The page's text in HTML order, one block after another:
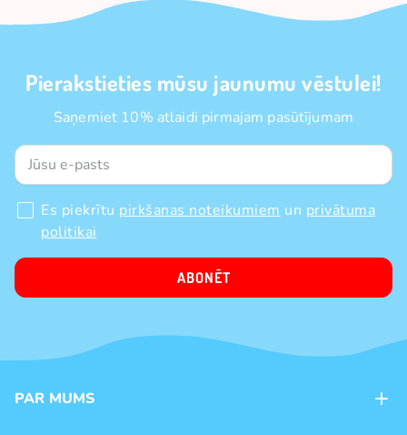
Pierakstieties mūsu jaunumu vēstulei!
Saņemiet 10% atlaidi pirmajam pasūtījumam
Es piekrītu pirkšanas noteikumiem un privātuma
politikai
ABONĒT
PAR MUMS